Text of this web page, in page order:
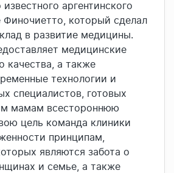
аргентинского
Финочиетто, который сделал
в развитие медицины.
медицинские
качества, а также
технологии и
специалистов, готовых
мамам всестороннюю
цель команда клиники
принципам,
являются забота о
и семье, а также